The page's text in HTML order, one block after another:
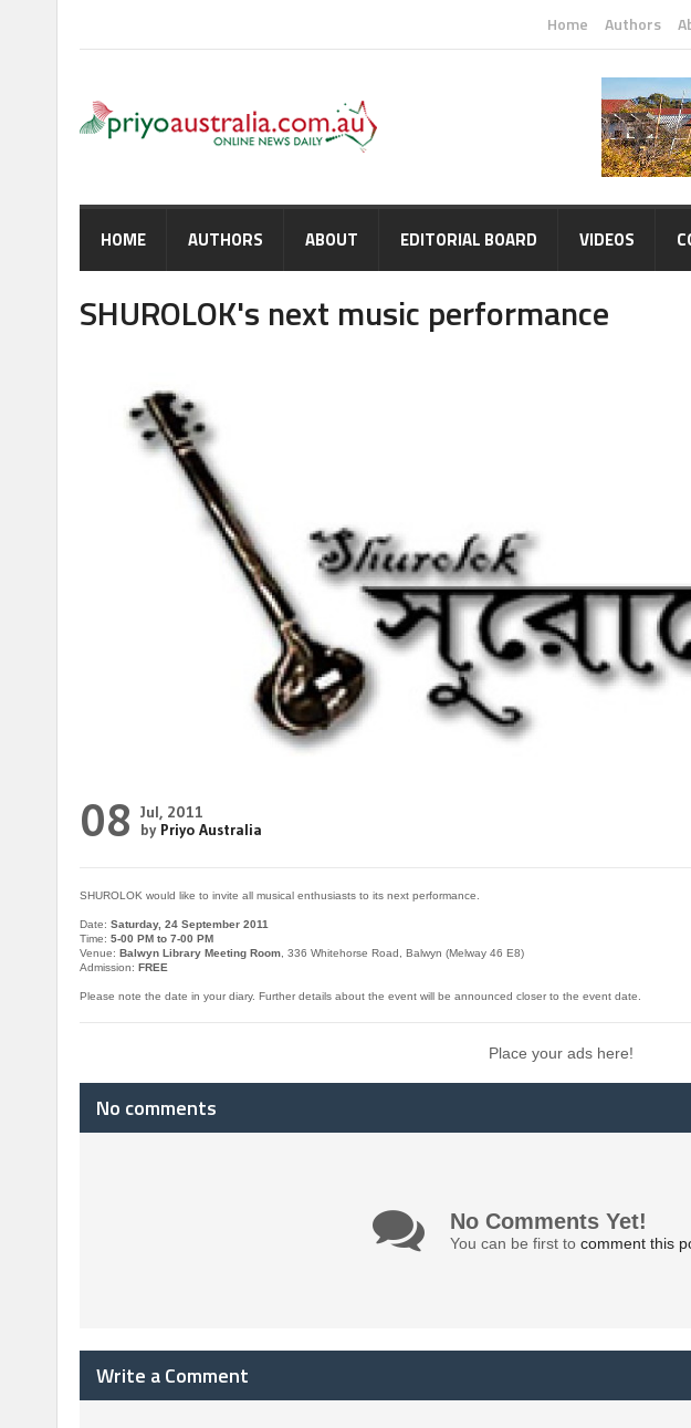
Home Authors
HOME AUTHORS ABOUT EDITORIAL BOARD VIDEOS
SHUROLOK's next music performance
08 Jul, 2011
by Priyo Australia
SHUROLOK would like to invite all musical enthusiasts to its next performance.
Date: Saturday, 24 September 2011
Time: 5-00 PM to 7-00 PM
Venue: Balwyn Library Meeting Room , 336 Whitehorse Road, Balwyn (Melway 46 E8)
Admission: FREE
Please note the date in your diary. Further details about the event will be announced closer to the event date.
Place your ads here!
No comments
No Comments Yet!
You can be first to comment this
Write a Comment